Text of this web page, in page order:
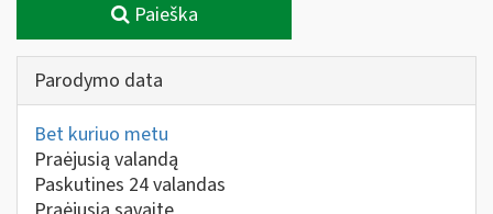
Paieška
Parodymo data
Bet kuriuo metu
Praėjusią valandą
Paskutines 24 valandas